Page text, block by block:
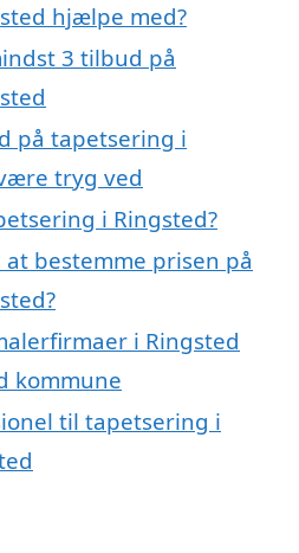
hjælpe med?
3 tilbud på
på tapetsering i
tryg ved
i Ringsted?
bestemme prisen på
i Ringsted
kommune
til tapetsering i